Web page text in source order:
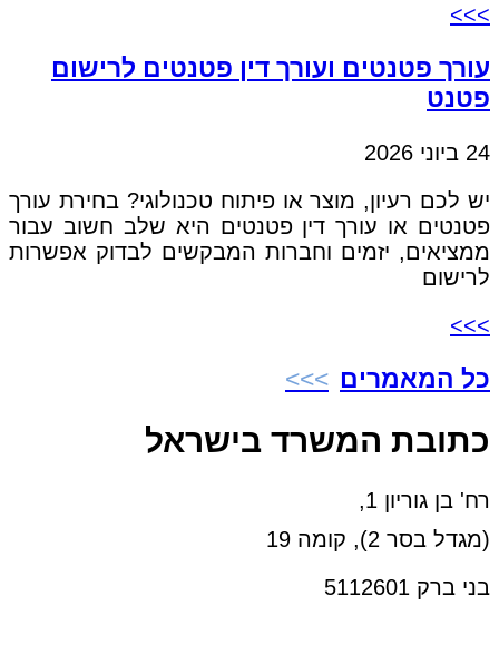
>>>
עורך פטנטים ועורך דין פטנטים לרישום
פטנט
24 ביוני 2026
יש לכם רעיון, מוצר או פיתוח טכנולוגי? בחירת עורך
פטנטים או עורך דין פטנטים היא שלב חשוב עבור
ממציאים, יזמים וחברות המבקשים לבדוק אפשרות
לרישום
>>>
כל המאמרים
כתובת המשרד בישראל
רח' בן גוריון 1,
(מגדל בסר 2), קומה 19
בני ברק 5112601